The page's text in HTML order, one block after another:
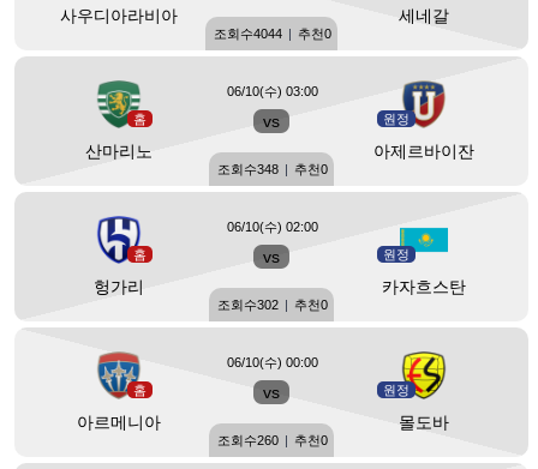
사우디아라비아 세네갈
조회수4044 | 추천0
홈
산마리노
vs 원정
아제르바이잔
06/10(수) 03:00
조회수348 | 추천0
홈
헝가리
vs 원정
카자흐스탄
06/10(수) 02:00
조회수302 | 추천0
홈
아르메니아
vs 원정
몰도바
06/10(수) 00:00
조회수260 | 추천0